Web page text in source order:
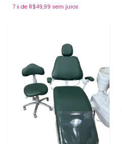
7 x de R$49,99 sem juros